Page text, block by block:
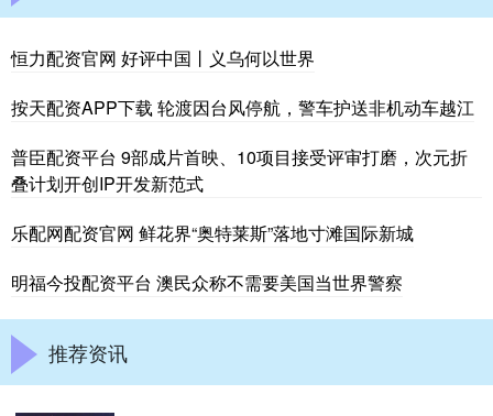
恒力配资官网 好评中国丨义乌何以世界
按天配资APP下载 轮渡因台风停航，警车护送非机动车越江
普臣配资平台 9部成片首映、10项目接受评审打磨，次元折
叠计划开创IP开发新范式
乐配网配资官网 鲜花界“奥特莱斯”落地寸滩国际新城
明福今投配资平台 澳民众称不需要美国当世界警察
推荐资讯